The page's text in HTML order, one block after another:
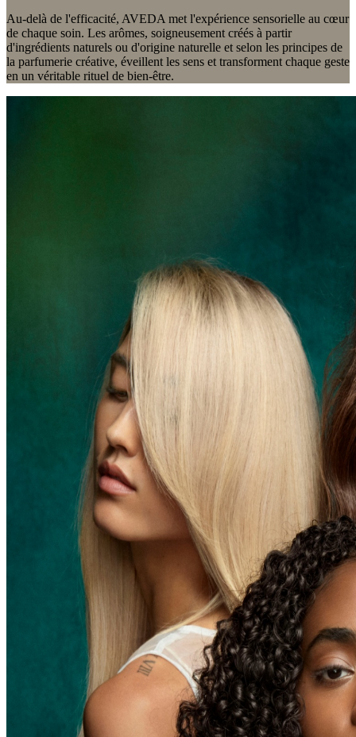
Au-delà de l'efficacité, AVEDA met l'expérience sensorielle au cœur
de chaque soin. Les arômes, soigneusement créés à partir
d'ingrédients naturels ou d'origine naturelle et selon les principes de
la parfumerie créative, éveillent les sens et transforment chaque geste
en un véritable rituel de bien-être.